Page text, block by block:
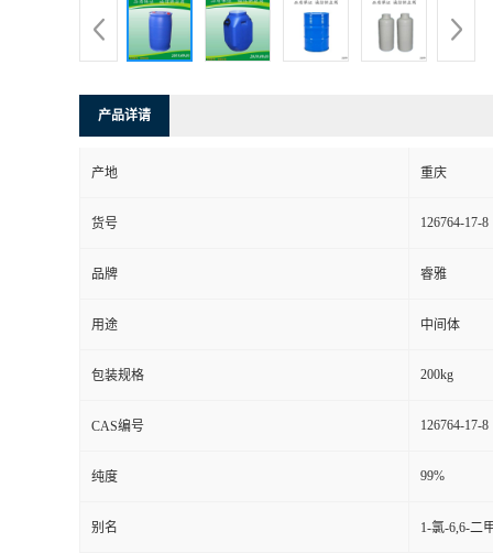
产品详请
产地 重庆
货号 126764-17-8
品牌 睿雅
用途 中间体
包装规格 200kg
CAS编号 126764-17-8
纯度 99%
别名 1-氯-6,6-二